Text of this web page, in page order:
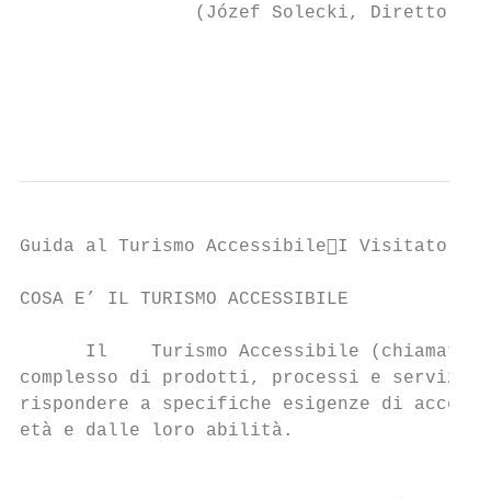
(Józef Solecki, Direttore
Guida al Turismo AccessibileI Visitatori
COSA E’ IL TURISMO ACCESSIBILE
Il    Turismo Accessibile (chiamato
complesso di prodotti, processi e
rispondere a specifiche esigenze di
età e dalle loro abilità.